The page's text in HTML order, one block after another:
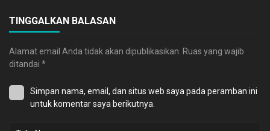
TINGGALKAN BALASAN
Alamat email Anda tidak akan dipublikasikan. Ruas yang wajib
ditandai *
Simpan nama, email, dan situs web saya pada peramban ini
untuk komentar saya berikutnya.